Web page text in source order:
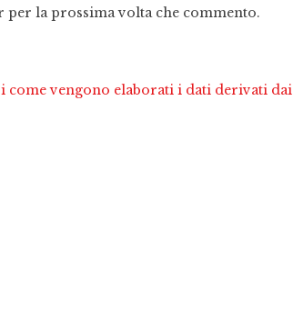
per la prossima volta che commento.
come vengono elaborati i dati derivati dai